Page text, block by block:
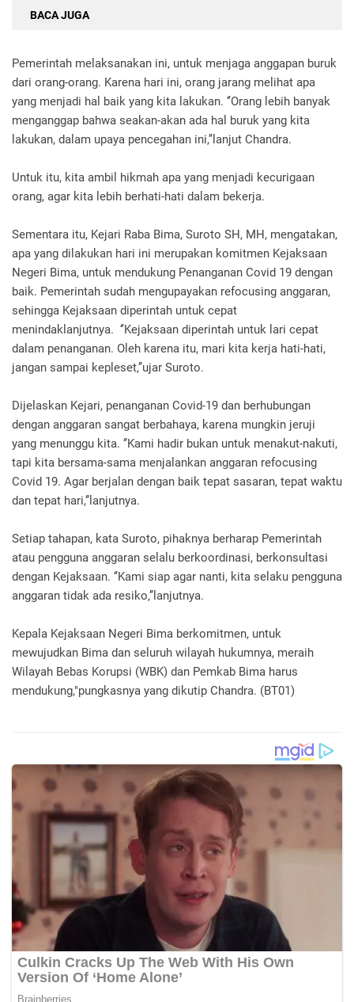
BACA JUGA
Pemerintah melaksanakan ini, untuk menjaga anggapan buruk
dari orang-orang. Karena hari ini, orang jarang melihat apa
yang menjadi hal baik yang kita lakukan. ‘’Orang lebih banyak
menganggap bahwa seakan-akan ada hal buruk yang kita
lakukan, dalam upaya pencegahan ini,’’lanjut Chandra.
Untuk itu, kita ambil hikmah apa yang menjadi kecurigaan
orang, agar kita lebih berhati-hati dalam bekerja.
Sementara itu, Kejari Raba Bima, Suroto SH, MH, mengatakan,
apa yang dilakukan hari ini merupakan komitmen Kejaksaan
Negeri Bima, untuk mendukung Penanganan Covid 19 dengan
baik. Pemerintah sudah mengupayakan refocusing anggaran,
sehingga Kejaksaan diperintah untuk cepat
menindaklanjutnya. ‘’Kejaksaan diperintah untuk lari cepat
dalam penanganan. Oleh karena itu, mari kita kerja hati-hati,
jangan sampai kepleset,’’ujar Suroto.
Dijelaskan Kejari, penanganan Covid-19 dan berhubungan
dengan anggaran sangat berbahaya, karena mungkin jeruji
yang menunggu kita. ‘’Kami hadir bukan untuk menakut-nakuti,
tapi kita bersama-sama menjalankan anggaran refocusing
Covid 19. Agar berjalan dengan baik tepat sasaran, tepat waktu
dan tepat hari,’’lanjutnya.
Setiap tahapan, kata Suroto, pihaknya berharap Pemerintah
atau pengguna anggaran selalu berkoordinasi, berkonsultasi
dengan Kejaksaan. ‘’Kami siap agar nanti, kita selaku pengguna
anggaran tidak ada resiko,’’lanjutnya.
Kepala Kejaksaan Negeri Bima berkomitmen, untuk
mewujudkan Bima dan seluruh wilayah hukumnya, meraih
Wilayah Bebas Korupsi (WBK) dan Pemkab Bima harus
mendukung,"pungkasnya yang dikutip Chandra. (BT01)